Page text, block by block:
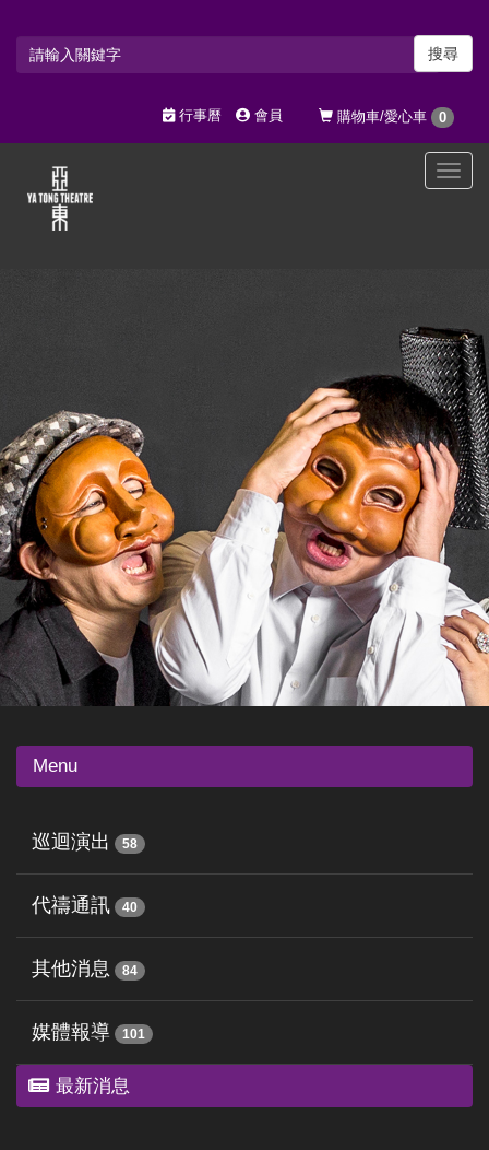
搜尋
購物車/愛心車 0
行事曆 會員
選
Menu
巡迴演出 58
代禱通訊 40
其他消息 84
媒體報導 101
最新消息